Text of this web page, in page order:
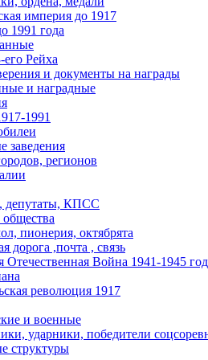
империя до 1917
1991 года
Рейха
и документы на награды
и наградные
1991
заведения
регионов
депутаты, КПСС
пионерия, октябрята
дорога ,почта , связь
Отечественная Война 1941-1945
революция 1917
и военные
ударники, победители
структуры